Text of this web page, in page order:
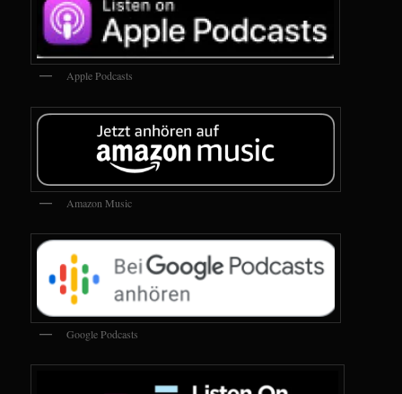
Apple Podcasts
Amazon Music
Google Podcasts